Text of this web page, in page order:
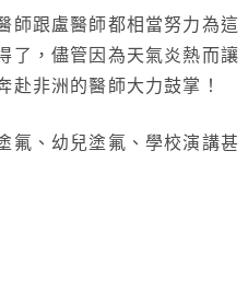
師跟盧醫師都相當努力為這
了，儘管因為天氣炎熱而讓
非洲的醫師大力鼓掌！
氟、幼兒塗氟、學校演講甚